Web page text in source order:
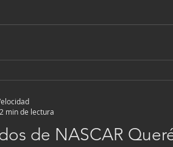
que le otorga buenos puntos
de NASCAR
2 min de lectura